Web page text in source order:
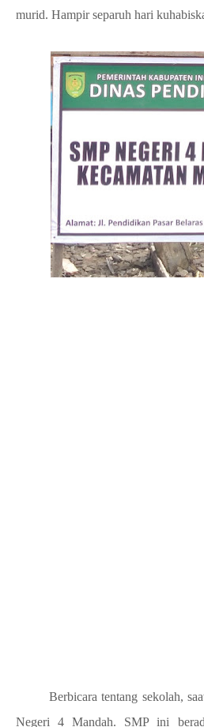
murid. Hampir separuh hari
Berbicara tentang sekolah,
Negeri 4 Mandah. SMP ini